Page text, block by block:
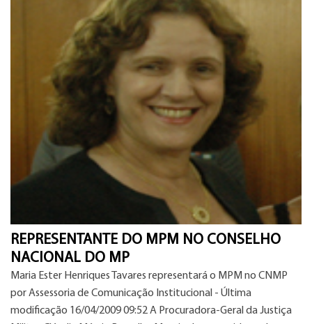
REPRESENTANTE DO MPM NO CONSELHO
NACIONAL DO MP
Maria Ester Henriques Tavares representará o MPM no CNMP
por Assessoria de Comunicação Institucional - Última
modificação 16/04/2009 09:52 A Procuradora-Geral da Justiça